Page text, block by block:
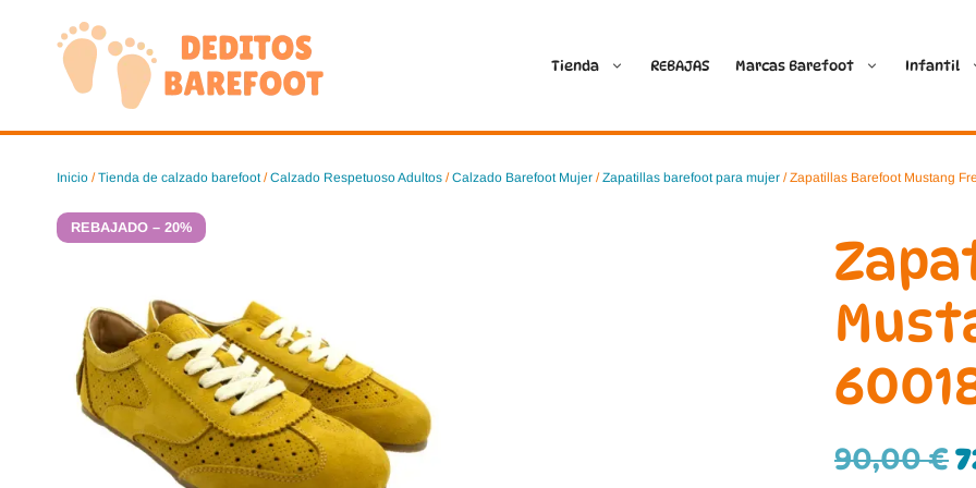
contenido
Tienda REBAJAS Marcas Barefoot
Ballop Batilas
Crecendo
Gioseppo
Infantil
Inicio /Tienda de calzado barefoot/Calzado Respetuoso Adultos /Calzado Barefoot Mujer /Zapatillas barefoot para mujer / Zapatillas Barefoot Mustang
REBAJADO – 20%
90,00€